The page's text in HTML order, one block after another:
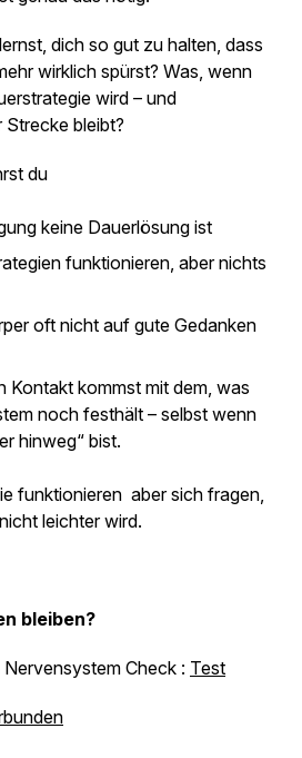
dich so gut zu halten, dass
wirklich spürst? Was, wenn
wird – und
Strecke bleibt?
du
keine Dauerlösung ist
funktionieren, aber nichts
oft nicht auf gute Gedanken
Kontakt kommst mit dem, was
noch festhält – selbst wenn
hinweg“ bist.
funktionieren aber sich fragen,
leichter wird.
bleiben?
Check : Test